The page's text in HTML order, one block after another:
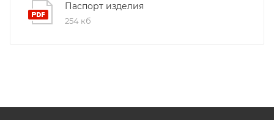
Паспорт изделия
254 кб